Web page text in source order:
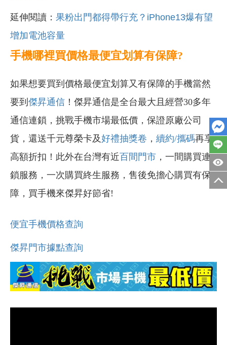
延伸閱讀： 果粉出門都得帶行充？iPhone13爆有望
增加電池容量
手機哪裡買價格最便宜划算有保障?
如果想要買到價格最便宜划算又有保障的手機當然
要到 傑昇通信 ！傑昇通信是全台最大且經營30多年
通信連鎖，挑戰手機市場最低價，保證原廠公司
貨，還送千元尊榮卡及好禮抽獎卷 ， 續約/攜碼再享
高額折扣！此外在台灣有近百間門市 ，一間購買連
鎖服務，一次購買終生服務，售後免擔心購買有保
障，買手機來傑昇好節省!
便宜手機價格查詢
傑昇門市據點查詢